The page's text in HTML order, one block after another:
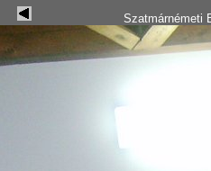
Szatmárnémeti